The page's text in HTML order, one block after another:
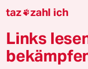
09.08.2023
Realität
klar sein.
taz zahl ich
Links